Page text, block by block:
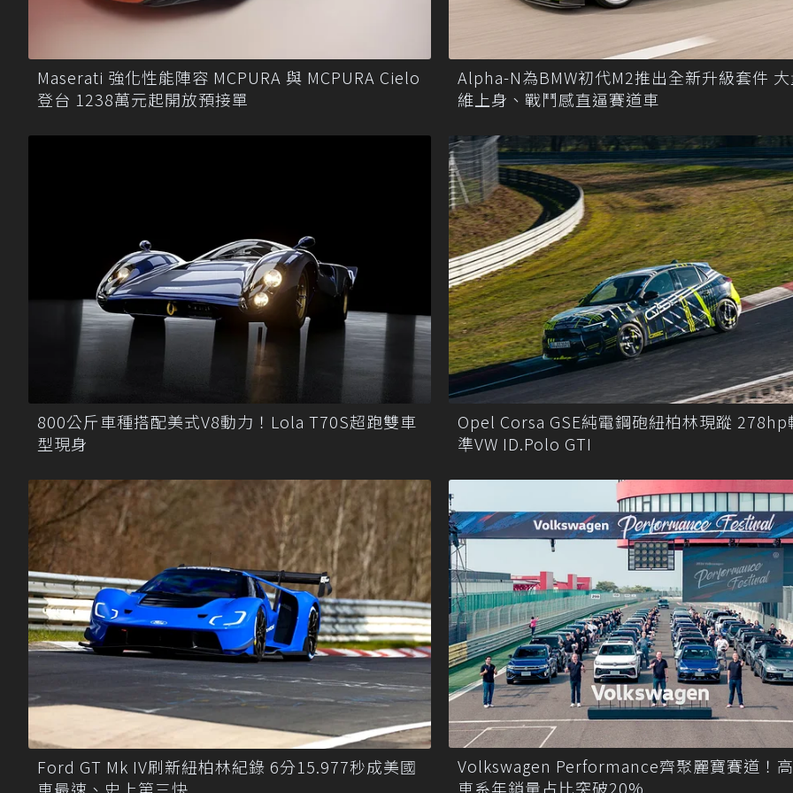
Maserati 強化性能陣容 MCPURA 與 MCPURA Cielo
登台 1238萬元起開放預接單
Alpha-N為BMW初代M2推出全新升級套件
維上身、戰鬥感直逼賽道車
800公斤車種搭配美式V8動力！Lola T70S超跑雙車
型現身
Opel Corsa GSE純電鋼砲紐柏林現蹤 278hp
準VW ID.Polo GTI
Ford GT Mk IV刷新紐柏林紀錄 6分15.977秒成美國
車最速、史上第三快
Volkswagen Performance齊聚麗寶賽道！
車系年銷量占比突破20%